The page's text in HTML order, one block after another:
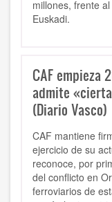
millones, frente
Euskadi.
CAF empieza
admite
(Diario Vasco)
CAF mantiene
ejercicio de su
reconoce, por
del conflicto en
ferroviarios de